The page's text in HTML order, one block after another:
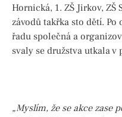
Hornická, 1. ZŠ Jirkov, ZŠ
závodů takřka sto dětí.
řadu společná a
svaly se družstva utkala v
„Myslím, že se akce zase